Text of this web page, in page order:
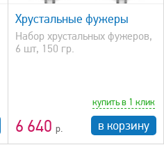
Хрустальные фужеры
Набор хрустальных фужеров,
6 шт, 150 гр.
6 640
купить в 1 клик
в корзину